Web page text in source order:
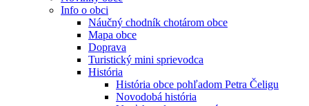
Info o obci
Náučný chodník chotárom obce
Mapa obce
Doprava
Turistický mini sprievodca
História
História obce pohľadom Petra Čeligu
Novodobá história